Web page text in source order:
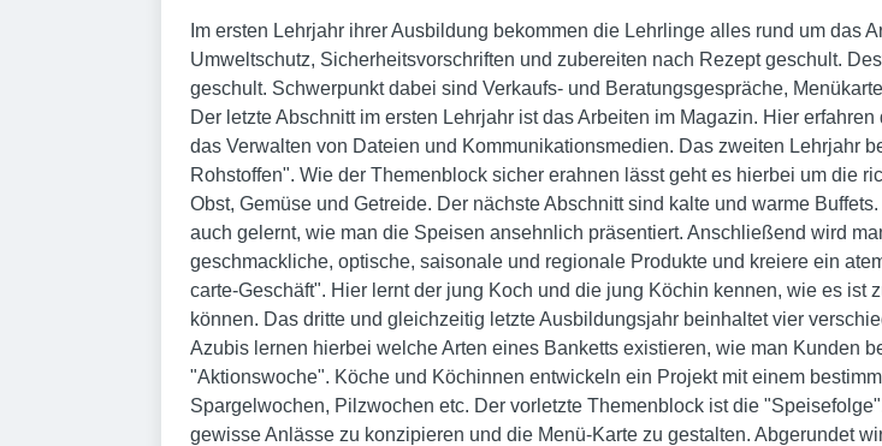
Im ersten Lehrjahr ihrer Ausbildung bekommen die Lehrlinge alles rund um das
Umweltschutz, Sicherheitsvorschriften und zubereiten nach Rezept geschult.
geschult. Schwerpunkt dabei sind Verkaufs- und Beratungsgespräche,
Der letzte Abschnitt im ersten Lehrjahr ist das Arbeiten im Magazin. Hier
das Verwalten von Dateien und Kommunikationsmedien. Das zweiten Lehrjahr
Rohstoffen". Wie der Themenblock sicher erahnen lässt geht es hierbei um die
Obst, Gemüse und Getreide. Der nächste Abschnitt sind kalte und warme
auch gelernt, wie man die Speisen ansehnlich präsentiert. Anschließend wird
geschmackliche, optische, saisonale und regionale Produkte und kreiere ein
carte-Geschäft". Hier lernt der jung Koch und die jung Köchin kennen, wie es ist
können. Das dritte und gleichzeitig letzte Ausbildungsjahr beinhaltet vier
Azubis lernen hierbei welche Arten eines Banketts existieren, wie man Kunden
"Aktionswoche". Köche und Köchinnen entwickeln ein Projekt mit einem
Spargelwochen, Pilzwochen etc. Der vorletzte Themenblock ist die
gewisse Anlässe zu konzipieren und die Menü-Karte zu gestalten. Abgerundet